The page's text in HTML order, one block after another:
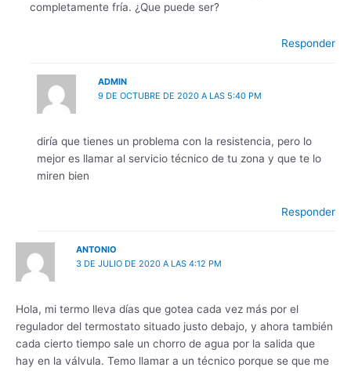
completamente fría. ¿Que puede ser?
Responder
ADMIN
9 DE OCTUBRE DE 2020 A LAS 5:40 PM
diría que tienes un problema con la resistencia, pero lo
mejor es llamar al servicio técnico de tu zona y que te lo
miren bien
Responder
ANTONIO
3 DE JULIO DE 2020 A LAS 4:12 PM
Hola, mi termo lleva días que gotea cada vez más por el
regulador del termostato situado justo debajo, y ahora también
cada cierto tiempo sale un chorro de agua por la salida que
hay en la válvula. Temo llamar a un técnico porque se que me